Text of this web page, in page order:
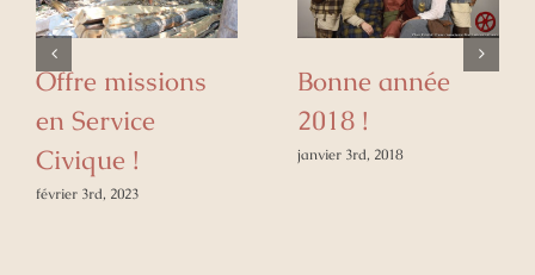
Offre missions
en Service
Civique !
février 3rd, 2023
Bonne année
2018 !
janvier 3rd, 2018